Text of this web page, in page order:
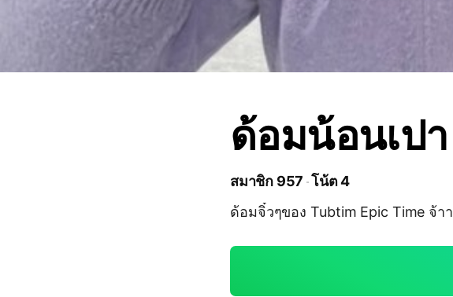
ด้อมน้อนเปา
สมาชิก 957 โน้ต 4
ด้อมจิ๋วๆของ Tubtim Epic Time จ้าา